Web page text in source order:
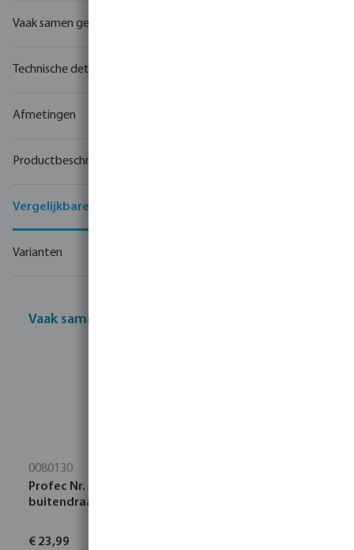
Vaak samen gekocht
Technische details
Afmetingen
Productbeschrijving
Vergelijkbare producten
Varianten
Vaak samen gekocht
0080130
Profec Nr. 245 Verloopnippel RVS 316 2" x 1"
buitendraad 16bar
€ 23,99